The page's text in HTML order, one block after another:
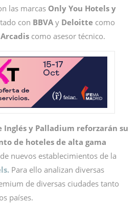
las marcas Only You Hotels y
con BBVA y Deloitte como
Arcadis como asesor técnico.
Inglés y Palladium reforzarán su
de hoteles de alta gama
nuevos establecimientos de la
Para ello analizan diversas
de diversas ciudades tanto
países.